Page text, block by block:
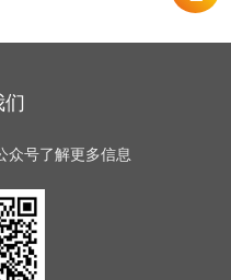
们
众号了解更多信息